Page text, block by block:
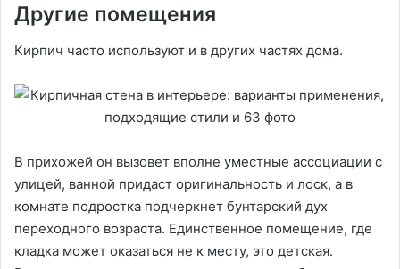
Другие помещения
Кирпич часто используют и в других частях дома.
В прихожей он вызовет вполне уместные ассоциации с
улицей, ванной придаст оригинальность и лоск, а в
комнате подростка подчеркнет бунтарский дух
переходного возраста. Единственное помещение, где
кладка может оказаться не к месту, это детская.